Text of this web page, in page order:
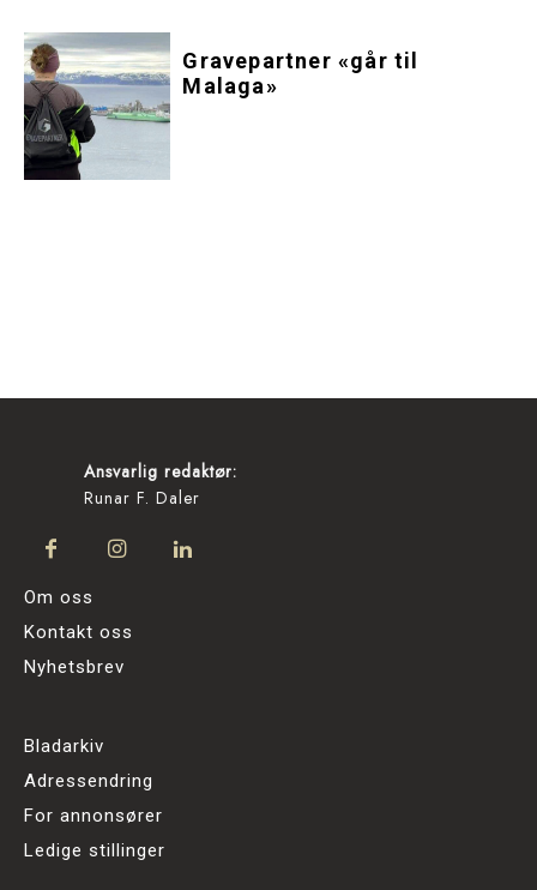
Gravepartner «går til
Malaga»
Ansvarlig redaktør:
Runar F. Daler
Om oss
Kontakt oss
Nyhetsbrev
Bladarkiv
Adressendring
For annonsører
Ledige stillinger